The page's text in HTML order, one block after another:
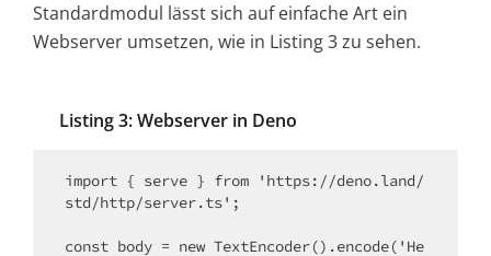
Standardmodul lässt sich auf einfache Art ein
Webserver umsetzen, wie in Listing 3 zu sehen.
Listing 3: Webserver in Deno
import { serve } from 'https://deno.land/
std/http/server.ts';
const body = new TextEncoder().encode('He